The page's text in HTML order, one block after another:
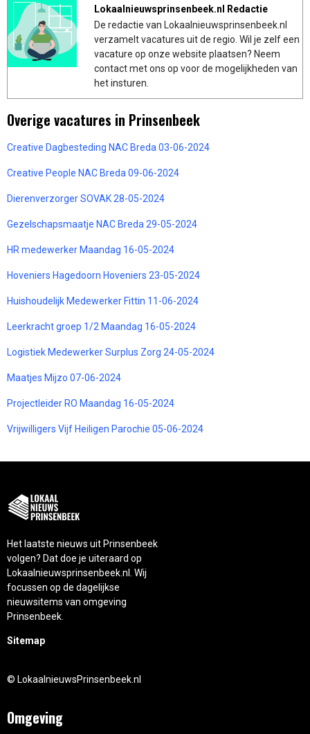
Lokaalnieuwsprinsenbeek.nl Redactie
De redactie van Lokaalnieuwsprinsenbeek.nl
verzamelt vacatures uit de regio. Wil je zelf een
vacature op onze website plaatsen? Neem
contact met ons op voor de mogelijkheden van
het insturen.
Overige vacatures in Prinsenbeek
Creative Dagbesteding NAC Breda 03-06-2024
Creative People NAC Breda 09-06-2024
Dierenverzorger SOVAK 28-05-2024
Gezelschapsmaatje NAC Breda 29-05-2024
HR medewerker Maandag 16-05-2024
Hoveniers Hagedoorn Hoveniers 23-05-2024
Huishoudelijk Medewerker Fittin 11-06-2024
Leerkracht groep 1/2 Maandag 16-05-2024
Logistiek Medewerker Surplus Zorg 24-05-2024
Maatjes Mijzo 07-06-2024
Projectleider RO Maandag 16-05-2024
Vrijwilligers Vijf Heiligen Parochie 05-06-2024
Het laatste nieuws uit Prinsenbeek
volgen? Dat doe je uiteraard op
Lokaalnieuwsprinsenbeek.nl. Wij
focussen op de dagelijkse
nieuwsitems van omgeving
Prinsenbeek.
Sitemap
© LokaalnieuwsPrinsenbeek.nl
Omgeving